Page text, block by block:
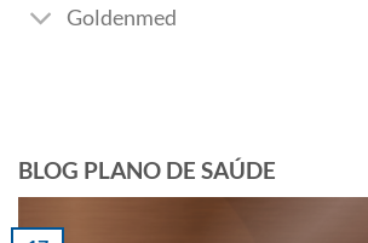
Goldenmed
BLOG PLANO DE SAÚDE